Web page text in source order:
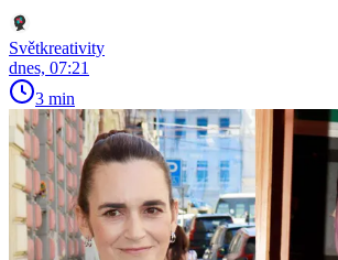
Světkreativity
dnes, 07:21
3 min